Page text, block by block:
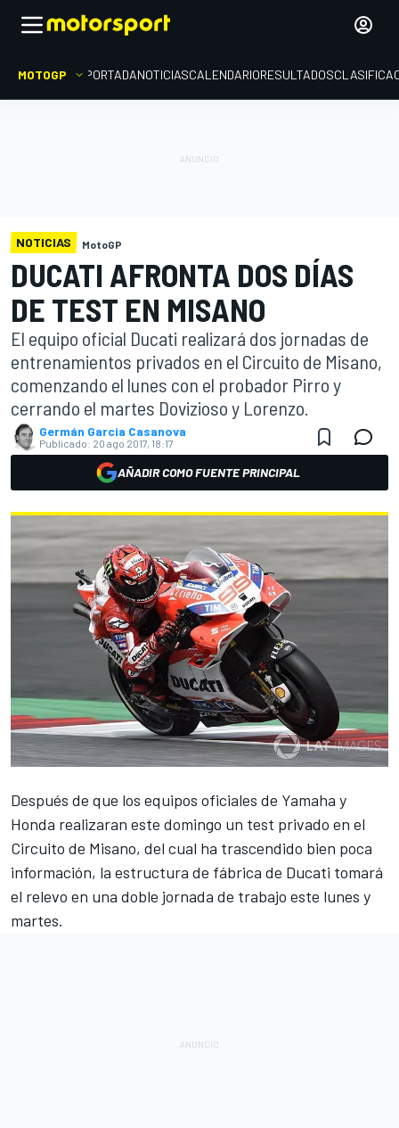
MOTOGP PORTADANOTICIASCALENDARIORESULTADOS
NOTICIAS MotoGP
DUCATI AFRONTA DOS DÍAS
DE TEST EN MISANO
El equipo oficial Ducati realizará dos jornadas de
entrenamientos privados en el Circuito de Misano,
comenzando el lunes con el probador Pirro y
cerrando el martes Dovizioso y Lorenzo.
Germán Garcia Casanova
Publicado: 20 ago 2017, 18:17
AÑADIR COMO FUENTE PRINCIPAL
Después de que los equipos oficiales de Yamaha y
Honda realizaran este domingo un test privado en el
Circuito de Misano, del cual ha trascendido bien poca
información, la estructura de fábrica de Ducati tomará
el relevo en una doble jornada de trabajo este lunes y
martes.